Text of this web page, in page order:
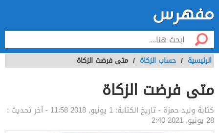
الرئيسية / حساب الزكاة / متى فرضت الزكاة
متى فرضت الزكاة
كتابة وليد حمزة - تاريخ الكتابة: 1 يونيو, 2018 11:58 - آخر تحديث :
28 يونيو, 2021 2:40